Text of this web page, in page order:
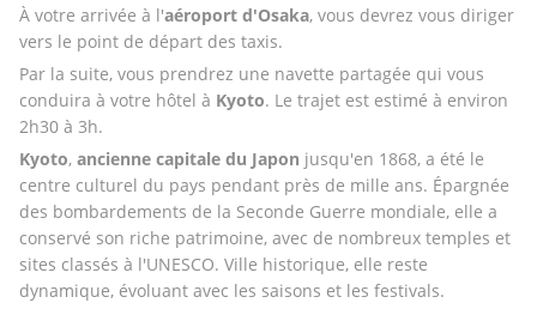
À votre arrivée à l'aéroport d'Osaka, vous devrez vous diriger
vers le point de départ des taxis.
Par la suite, vous prendrez une navette partagée qui vous
conduira à votre hôtel à Kyoto. Le trajet est estimé à environ
2h30 à 3h.
Kyoto, ancienne capitale du Japon jusqu'en 1868, a été le
centre culturel du pays pendant près de mille ans. Épargnée
des bombardements de la Seconde Guerre mondiale, elle a
conservé son riche patrimoine, avec de nombreux temples et
sites classés à l'UNESCO. Ville historique, elle reste
dynamique, évoluant avec les saisons et les festivals.